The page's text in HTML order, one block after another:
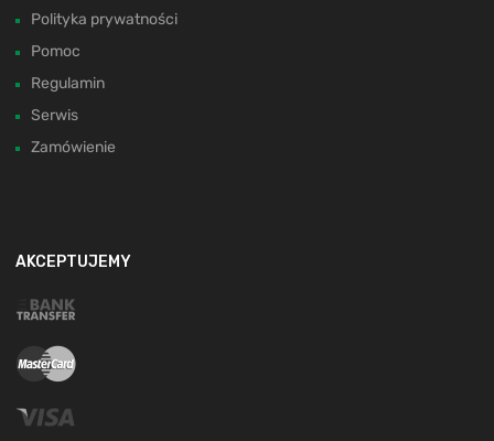
Polityka prywatności
Pomoc
Regulamin
Serwis
Zamówienie
AKCEPTUJEMY